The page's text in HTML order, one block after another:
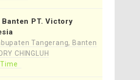
PT. Victory
Tangerang, Banten
CHINGLUH